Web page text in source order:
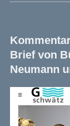
Brief von
Neumann